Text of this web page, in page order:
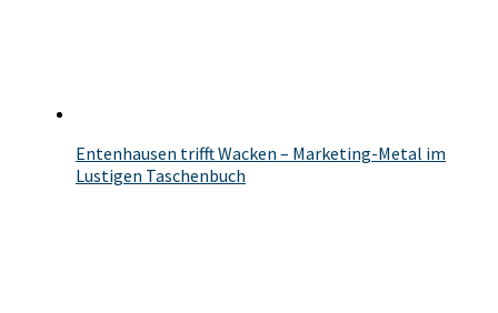
Entenhausen trifft Wacken – Marketing-Metal im
Lustigen Taschenbuch